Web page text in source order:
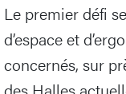
Le premier défi
d’espace et
concernés, sur
des Halles